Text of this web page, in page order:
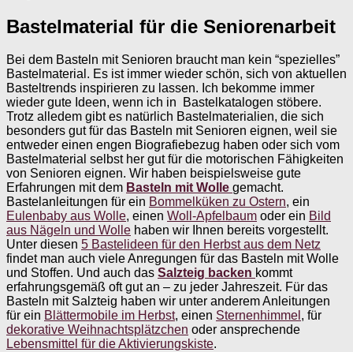
Bastelmaterial für die Seniorenarbeit
Bei dem Basteln mit Senioren braucht man kein “spezielles”
Bastelmaterial. Es ist immer wieder schön, sich von aktuellen
Basteltrends inspirieren zu lassen. Ich bekomme immer
wieder gute Ideen, wenn ich in Bastelkatalogen stöbere.
Trotz alledem gibt es natürlich Bastelmaterialien, die sich
besonders gut für das Basteln mit Senioren eignen, weil sie
entweder einen engen Biografiebezug haben oder sich vom
Bastelmaterial selbst her gut für die motorischen Fähigkeiten
von Senioren eignen. Wir haben beispielsweise gute
Erfahrungen mit dem Basteln mit Wolle gemacht.
Bastelanleitungen für ein Bommelküken zu Ostern, ein
Eulenbaby aus Wolle, einen Woll-Apfelbaum oder ein Bild
aus Nägeln und Wolle haben wir Ihnen bereits vorgestellt.
Unter diesen 5 Bastelideen für den Herbst aus dem Netz
findet man auch viele Anregungen für das Basteln mit Wolle
und Stoffen. Und auch das Salzteig backen kommt
erfahrungsgemäß oft gut an – zu jeder Jahreszeit. Für das
Basteln mit Salzteig haben wir unter anderem Anleitungen
für ein Blättermobile im Herbst, einen Sternenhimmel , für
dekorative Weihnachtsplätzchen oder ansprechende
Lebensmittel für die Aktivierungskiste.